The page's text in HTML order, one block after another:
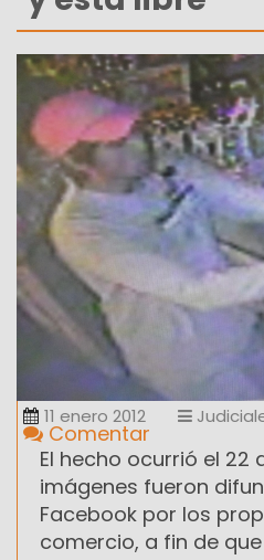
11 enero 2012
Comentar
El hecho ocurrió el 22
imágenes fueron
Facebook por los
comercio, a fin de